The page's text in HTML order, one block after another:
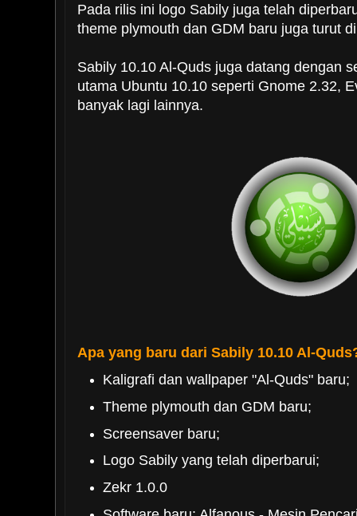
Pada rilis ini logo Sabily juga telah
theme plymouth dan GDM baru juga turut
Sabily 10.10 Al-Quds juga datang dengan
utama Ubuntu 10.10 seperti Gnome 2.32,
banyak lagi lainnya.
Apa yang baru dari Sabily 10.10 Al-
Kaligrafi dan wallpaper "Al-Quds" baru;
Theme plymouth dan GDM baru;
Screensaver baru;
Logo Sabily yang telah diperbarui;
Zekr 1.0.0